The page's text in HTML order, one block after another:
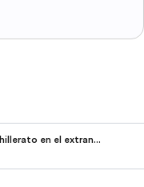
Bachillerato en el extranjero